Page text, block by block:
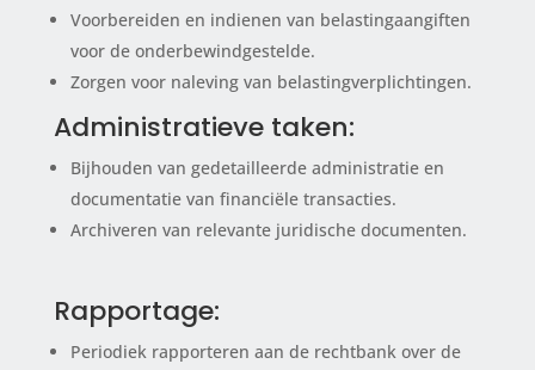
Voorbereiden en indienen van belastingaangiften
voor de onderbewindgestelde.
Zorgen voor naleving van belastingverplichtingen.
Administratieve taken:
Bijhouden van gedetailleerde administratie en
documentatie van financiële transacties.
Archiveren van relevante juridische documenten.
Rapportage:
Periodiek rapporteren aan de rechtbank over de